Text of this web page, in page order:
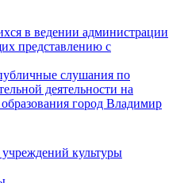
в ведении администрации
представлению с
слушания по
деятельности на
город Владимир
культуры